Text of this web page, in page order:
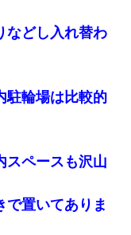
などし入れ替わ
駐輪場は比較的
スペースも沢山
で置いてありま